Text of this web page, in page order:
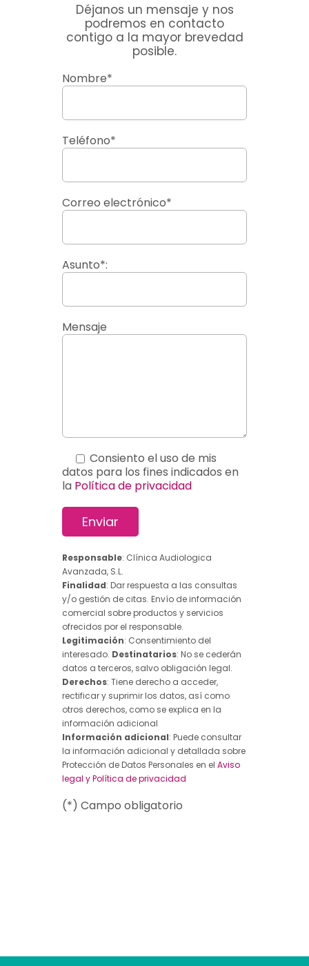
Déjanos un mensaje y nos
podremos en contacto
contigo a la mayor brevedad
posible.
Nombre*
Teléfono*
Correo electrónico*
Asunto*:
Mensaje
Consiento el uso de mis
datos para los fines indicados en
la Política de privacidad
Responsable: Clínica Audiologica
Avanzada, S.L.
Finalidad: Dar respuesta a las consultas
y/o gestión de citas. Envío de información
comercial sobre productos y servicios
ofrecidos por el responsable.
Legitimación: Consentimiento del
interesado. Destinatarios: No se cederán
datos a terceros, salvo obligación legal.
Derechos: Tiene derecho a acceder,
rectificar y suprimir los datos, así como
otros derechos, como se explica en la
información adicional
Información adicional: Puede consultar
la información adicional y detallada sobre
Protección de Datos Personales en el Aviso
legal y Política de privacidad
(*) Campo obligatorio